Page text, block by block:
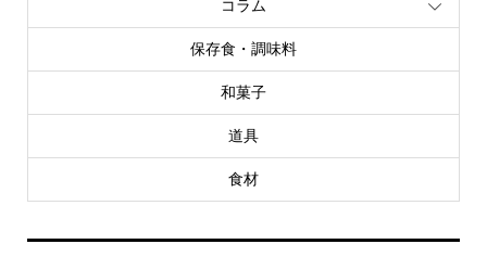
コラム
保存食・調味料
和菓子
道具
食材